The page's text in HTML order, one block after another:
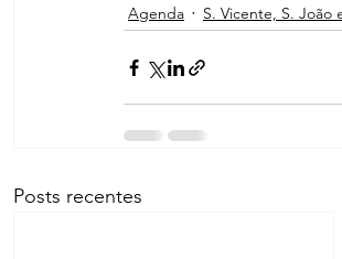
Agenda
S. Vicente, S. João
Posts recentes